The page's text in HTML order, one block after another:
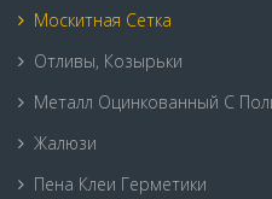
Москитная Сетка
Отливы, Козырьки
Металл Оцинкованный С
Жалюзи
Пена Клеи Герметики